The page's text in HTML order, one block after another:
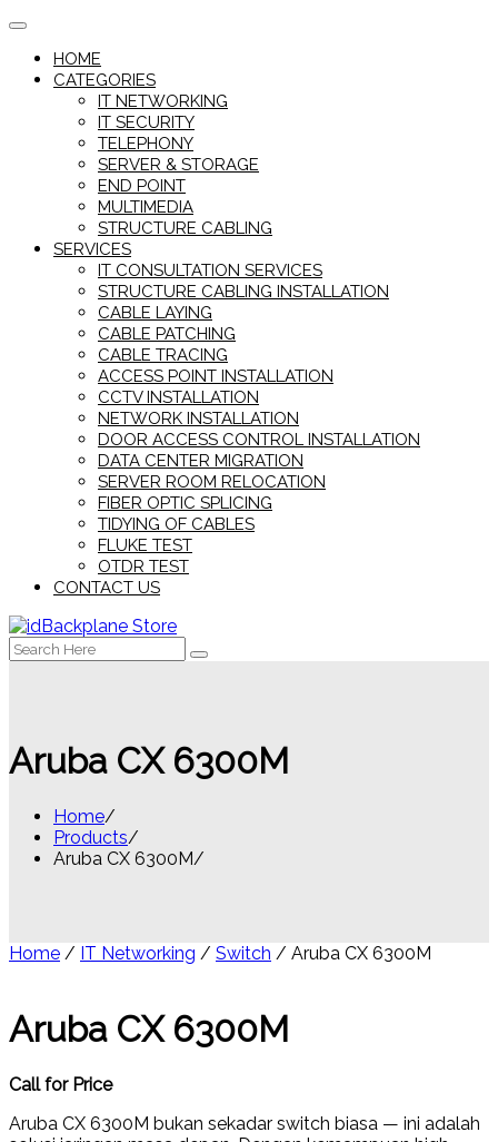
Skip
contentHOME
CATEGORIES
IT NETWORKING
IT SECURITY
TELEPHONY
SERVER & STORAGE
END POINT
MULTIMEDIA
STRUCTURE CABLING
SERVICES
IT CONSULTATION SERVICES
STRUCTURE CABLING INSTALLATION
CABLE LAYING
CABLE PATCHING
CABLE TRACING
ACCESS POINT INSTALLATION
CCTV INSTALLATION
NETWORK INSTALLATION
DOOR ACCESS CONTROL INSTALLATION
DATA CENTER MIGRATION
SERVER ROOM RELOCATION
FIBER OPTIC SPLICING
TIDYING OF CABLES
FLUKE TEST
OTDR TEST
CONTACT US
Search
for:
Aruba CX 6300M
Home
Products
Aruba CX 6300M
Home / IT Networking / Switch / Aruba CX 6300M
Aruba CX 6300M
Call for Price
Aruba CX 6300M bukan sekadar switch biasa — ini adalah